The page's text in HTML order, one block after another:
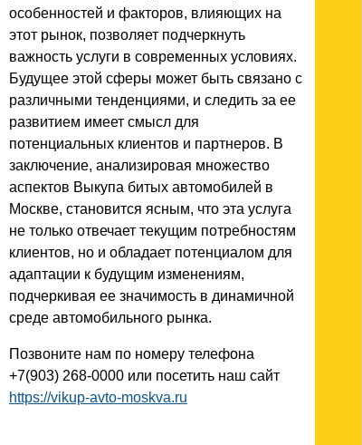
особенностей и факторов, влияющих на
этот рынок, позволяет подчеркнуть
важность услуги в современных условиях.
Будущее этой сферы может быть связано с
различными тенденциями, и следить за ее
развитием имеет смысл для
потенциальных клиентов и партнеров. В
заключение, анализировая множество
аспектов Выкупа битых автомобилей в
Москве, становится ясным, что эта услуга
не только отвечает текущим потребностям
клиентов, но и обладает потенциалом для
адаптации к будущим изменениям,
подчеркивая ее значимость в динамичной
среде автомобильного рынка.
Позвоните нам по номеру телефона
+7(903) 268-0000 или посетить наш сайт
https://vikup-avto-moskva.ru